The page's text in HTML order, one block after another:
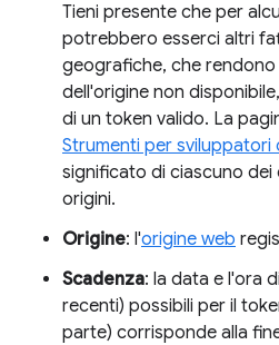
Tieni presente che per
potrebbero esserci altri
geografiche, che
dell'origine non
di un token valido. La
Strumenti per sviluppatori
significato di ciascuno dei
origini.
Origine: l'origine web
Scadenza: la data e l'ora
recenti) possibili per il
parte) corrisponde alla